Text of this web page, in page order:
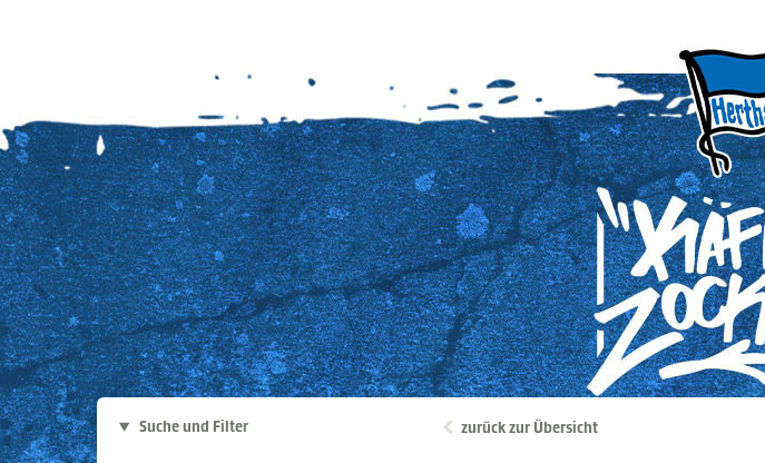
Suche und Filter zurück zur Übersicht